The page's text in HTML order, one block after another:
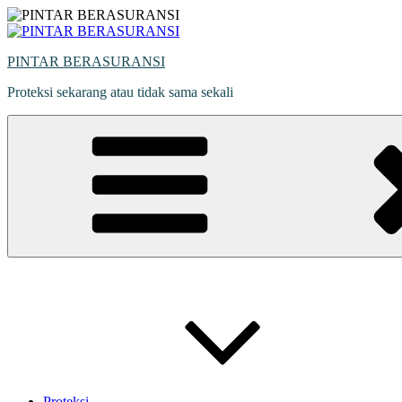
Skip
to
PINTAR BERASURANSI
Proteksi sekarang atau tidak sama sekali